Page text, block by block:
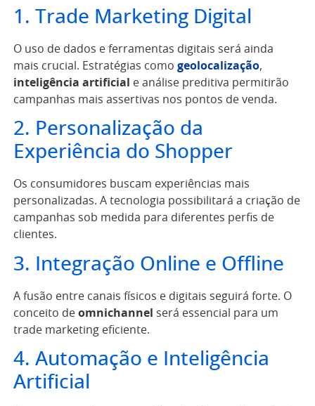
1. Trade Marketing Digital
O uso de dados e ferramentas digitais será ainda
mais crucial. Estratégias como geolocalização,
inteligência artificial
e análise preditiva permitirão
campanhas mais assertivas nos pontos de venda.
2. Personalização da
Experiência do Shopper
Os consumidores buscam experiências mais
personalizadas. A tecnologia possibilitará a criação de
campanhas sob medida para diferentes perfis de
clientes.
3. Integração Online e Offline
A fusão entre canais físicos e digitais seguirá forte. O
conceito de omnichannel será essencial para um
trade marketing eficiente.
4. Automação e Inteligência
Artificial